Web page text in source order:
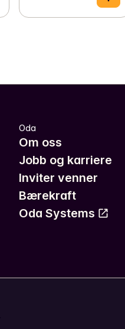
Oda
Om oss
Jobb og karriere
Inviter venner
Bærekraft
Oda Systems